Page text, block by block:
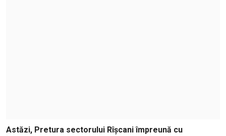
Astăzi, Pretura sectorului Rîșcani împreună cu